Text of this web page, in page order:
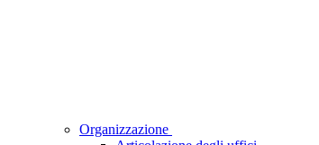
Organizzazione